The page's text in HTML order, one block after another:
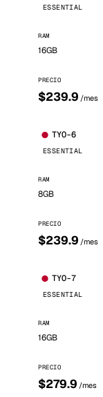
ESSENTIAL
RAM
16GB
PRECIO
$239.9 /mes
TYO-6
ESSENTIAL
RAM
8GB
PRECIO
$239.9 /mes
TYO-7
ESSENTIAL
RAM
16GB
PRECIO
$279.9 /mes